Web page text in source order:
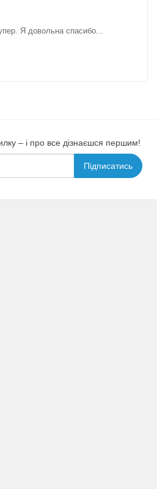
Я довольна спасибо...
– і про все дізнаєшся першим!
Підписатись